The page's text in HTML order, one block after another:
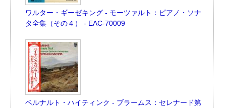
ワルター・ギーゼキング - モーツァルト：ピアノ・ソナ
タ全集（その４） - EAC-70009
ベルナルト・ハイティンク - ブラームス：セレナード第